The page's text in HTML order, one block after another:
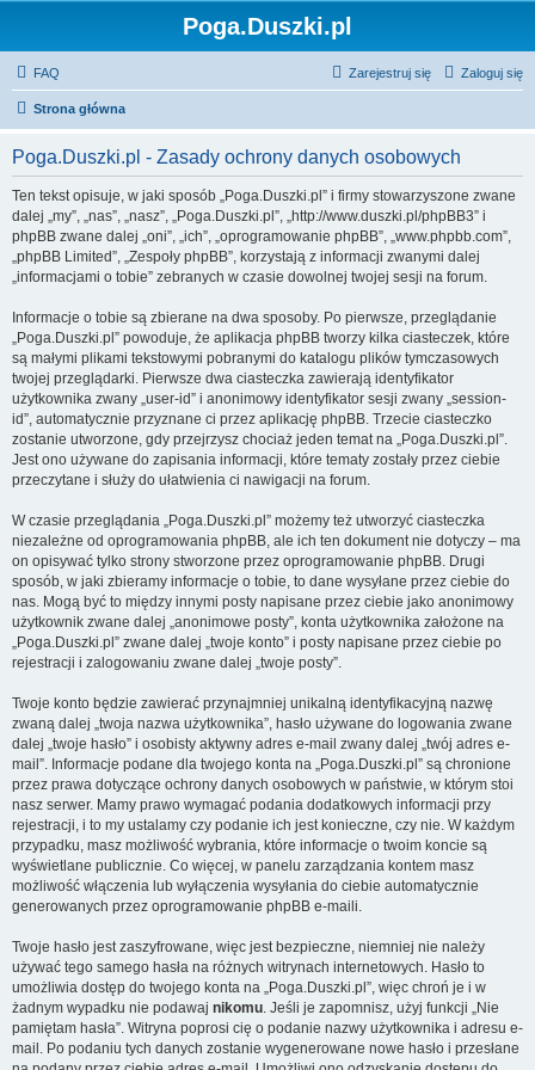
Poga.Duszki.pl
FAQ Zaloguj się
Zarejestruj się
Strona główna
Poga.Duszki.pl - Zasady ochrony danych osobowych
Ten tekst opisuje, w jaki sposób „Poga.Duszki.pl” i firmy stowarzyszone zwane
dalej „my”, „nas”, „nasz”, „Poga.Duszki.pl”, „http://www.duszki.pl/phpBB3” i
phpBB zwane dalej „oni”, „ich”, „oprogramowanie phpBB”, „www.phpbb.com”,
„phpBB Limited”, „Zespoły phpBB”, korzystają z informacji zwanymi dalej
„informacjami o tobie” zebranych w czasie dowolnej twojej sesji na forum.
Informacje o tobie są zbierane na dwa sposoby. Po pierwsze, przeglądanie
„Poga.Duszki.pl” powoduje, że aplikacja phpBB tworzy kilka ciasteczek, które
są małymi plikami tekstowymi pobranymi do katalogu plików tymczasowych
twojej przeglądarki. Pierwsze dwa ciasteczka zawierają identyfikator
użytkownika zwany „user-id” i anonimowy identyfikator sesji zwany „session-
id”, automatycznie przyznane ci przez aplikację phpBB. Trzecie ciasteczko
zostanie utworzone, gdy przejrzysz chociaż jeden temat na „Poga.Duszki.pl”.
Jest ono używane do zapisania informacji, które tematy zostały przez ciebie
przeczytane i służy do ułatwienia ci nawigacji na forum.
W czasie przeglądania „Poga.Duszki.pl” możemy też utworzyć ciasteczka
niezależne od oprogramowania phpBB, ale ich ten dokument nie dotyczy – ma
on opisywać tylko strony stworzone przez oprogramowanie phpBB. Drugi
sposób, w jaki zbieramy informacje o tobie, to dane wysyłane przez ciebie do
nas. Mogą być to między innymi posty napisane przez ciebie jako anonimowy
użytkownik zwane dalej „anonimowe posty”, konta użytkownika założone na
„Poga.Duszki.pl” zwane dalej „twoje konto” i posty napisane przez ciebie po
rejestracji i zalogowaniu zwane dalej „twoje posty”.
Twoje konto będzie zawierać przynajmniej unikalną identyfikacyjną nazwę
zwaną dalej „twoja nazwa użytkownika”, hasło używane do logowania zwane
dalej „twoje hasło” i osobisty aktywny adres e-mail zwany dalej „twój adres e-
mail”. Informacje podane dla twojego konta na „Poga.Duszki.pl” są chronione
przez prawa dotyczące ochrony danych osobowych w państwie, w którym stoi
nasz serwer. Mamy prawo wymagać podania dodatkowych informacji przy
rejestracji, i to my ustalamy czy podanie ich jest konieczne, czy nie. W każdym
przypadku, masz możliwość wybrania, które informacje o twoim koncie są
wyświetlane publicznie. Co więcej, w panelu zarządzania kontem masz
możliwość włączenia lub wyłączenia wysyłania do ciebie automatycznie
generowanych przez oprogramowanie phpBB e-maili.
Twoje hasło jest zaszyfrowane, więc jest bezpieczne, niemniej nie należy
używać tego samego hasła na różnych witrynach internetowych. Hasło to
umożliwia dostęp do twojego konta na „Poga.Duszki.pl”, więc chroń je i w
żadnym wypadku nie podawaj nikomu. Jeśli je zapomnisz, użyj funkcji „Nie
pamiętam hasła”. Witryna poprosi cię o podanie nazwy użytkownika i adresu e-
mail. Po podaniu tych danych zostanie wygenerowane nowe hasło i przesłane